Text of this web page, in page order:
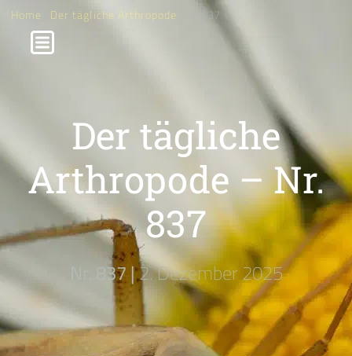
Home Der tägliche Arthropode / Nr. 837
Der tägliche
Arthropode – Nr.
837
Nr. 837 |2. Dezember 2025